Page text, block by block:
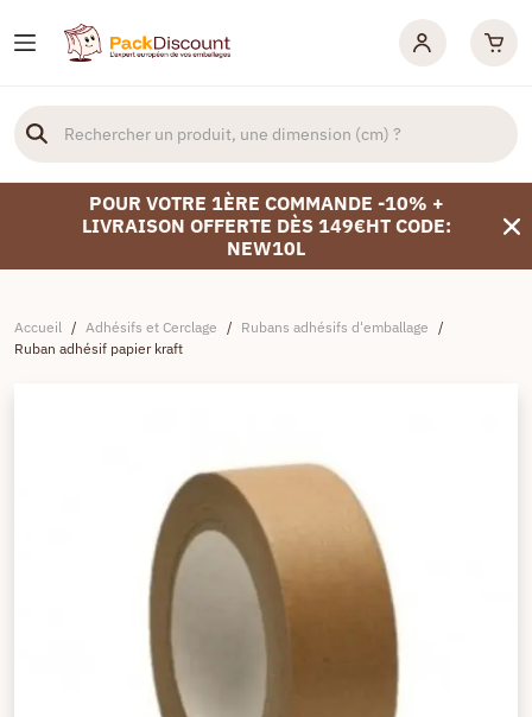
POUR VOTRE 1ÈRE COMMANDE -10% +
LIVRAISON OFFERTE DÈS 149€HT CODE:
NEW10L
Accueil / Adhésifs et Cerclage / Rubans adhésifs d'emballage /
Ruban adhésif papier kraft